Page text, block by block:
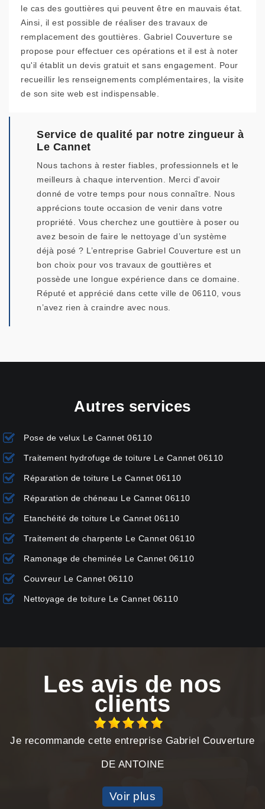
le cas des gouttières qui peuvent être en mauvais état.
Ainsi, il est possible de réaliser des travaux de
remplacement des gouttières. Gabriel Couverture se
propose pour effectuer ces opérations et il est à noter
qu'il établit un devis gratuit et sans engagement. Pour
recueillir les renseignements complémentaires, la visite
de son site web est indispensable.
Service de qualité par notre zingueur à
Le Cannet
Nous tachons à rester fiables, professionnels et le
meilleurs à chaque intervention. Merci d'avoir
donné de votre temps pour nous connaître. Nous
apprécions toute occasion de venir dans votre
propriété. Vous cherchez une gouttière à poser ou
avez besoin de faire le nettoyage d’un système
déjà posé ? L’entreprise Gabriel Couverture est un
bon choix pour vos travaux de gouttières et
possède une longue expérience dans ce domaine.
Réputé et apprécié dans cette ville de 06110, vous
n’avez rien à craindre avec nous.
Autres services
Pose de velux Le Cannet 06110
Traitement hydrofuge de toiture Le Cannet 06110
Réparation de toiture Le Cannet 06110
Réparation de chéneau Le Cannet 06110
Etanchéité de toiture Le Cannet 06110
Traitement de charpente Le Cannet 06110
Ramonage de cheminée Le Cannet 06110
Couvreur Le Cannet 06110
Nettoyage de toiture Le Cannet 06110
Les avis de nos
clients
Je recommande cette entreprise Gabriel Couverture
DE ANTOINE
Voir plus